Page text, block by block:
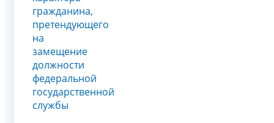
гражданина,
претендующего
на
замещение
должности
федеральной
государственной
службы